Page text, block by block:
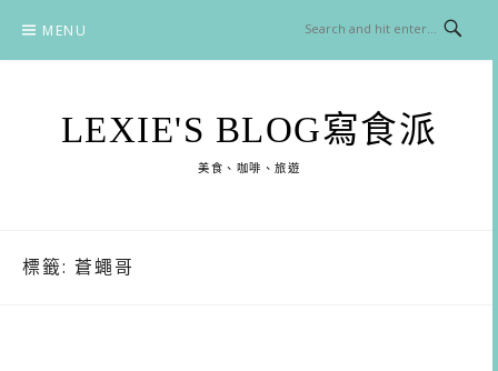
content
MENU
LEXIE'S BLOG寫食派
美食、咖啡、旅遊
標籤: 蒼蠅哥